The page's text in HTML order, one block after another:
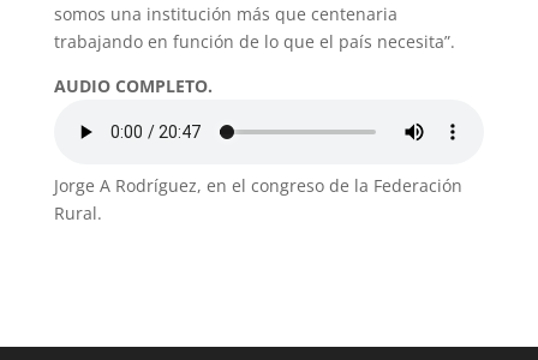
somos una institución más que centenaria
trabajando en función de lo que el país necesita”.
AUDIO COMPLETO.
Jorge A Rodríguez, en el congreso de la Federación
Rural.